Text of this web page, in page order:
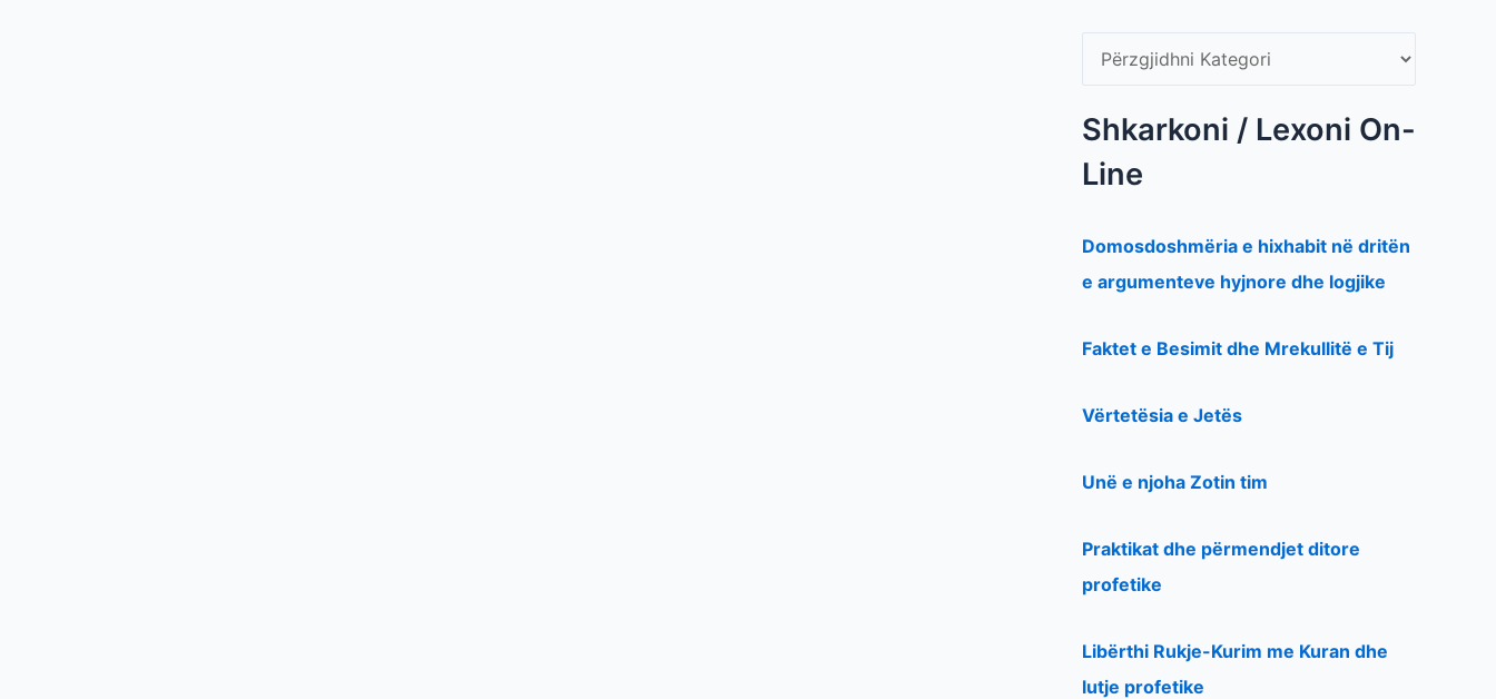
Shkarkoni / Lexoni On-
Line
Domosdoshmëria e hixhabit në dritën
e argumenteve hyjnore dhe logjike
Faktet e Besimit dhe Mrekullitë e Tij
Vërtetësia e Jetës
Unë e njoha Zotin tim
Praktikat dhe përmendjet ditore
profetike
Libërthi Rukje-Kurim me Kuran dhe
lutje profetike